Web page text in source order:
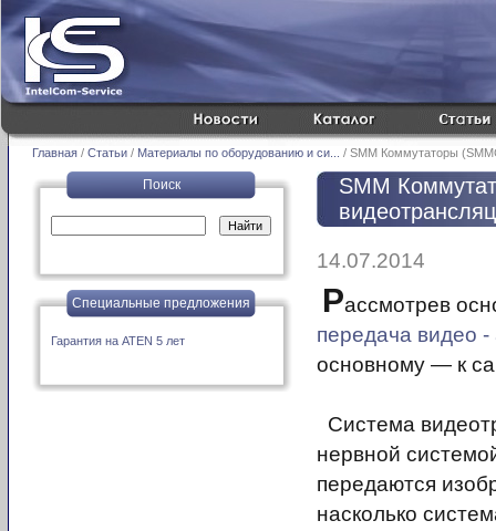
Главная / Статьи / Материалы по оборудованию и си... / SMM Коммутаторы
Поиск
Специальные предложения
Гарантия на ATEN 5 лет
SMM
14.07.2014
Рассмотрев
передача видео
основному — к
Система
нервной
передаются
насколько